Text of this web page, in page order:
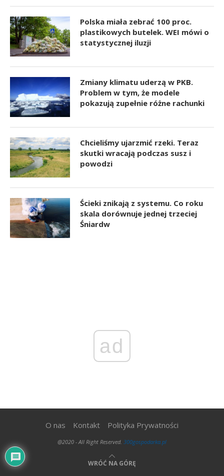
Polska miała zebrać 100 proc.
plastikowych butelek. WEI mówi o
statystycznej iluzji
Zmiany klimatu uderzą w PKB.
Problem w tym, że modele
pokazują zupełnie różne rachunki
Chcieliśmy ujarzmić rzeki. Teraz
skutki wracają podczas susz i
powodzi
Ścieki znikają z systemu. Co roku
skala dorównuje jednej trzeciej
Śniardw
ad
O nas Kontakt Polityka Prywatności
@2020 - All Right Reserved. 300gospodarka.pl
WRÓĆ NA GÓRĘ